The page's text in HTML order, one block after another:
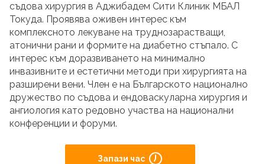
съдова хирургия в Аджибадем Сити Клиник МБАЛ
Токуда. Проявява оживен интерес към
комплексното лекуване на труднозарастващи,
атонични рани и формите на диабетно стъпало. С
интерес към доразвиването на минимално
инвазивните и естетични методи при хирургията на
разширени вени. Член е на Българското национално
дружество по съдова и ендоваскуларна хирургия и
ангиология като редовно участва на национални
конференции и форуми.
Запази час